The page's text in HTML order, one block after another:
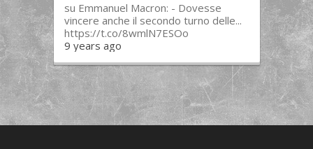
su Emmanuel Macron: - Dovesse
vincere anche il secondo turno delle...
https://t.co/8wmlN7ESOo
9 years ago